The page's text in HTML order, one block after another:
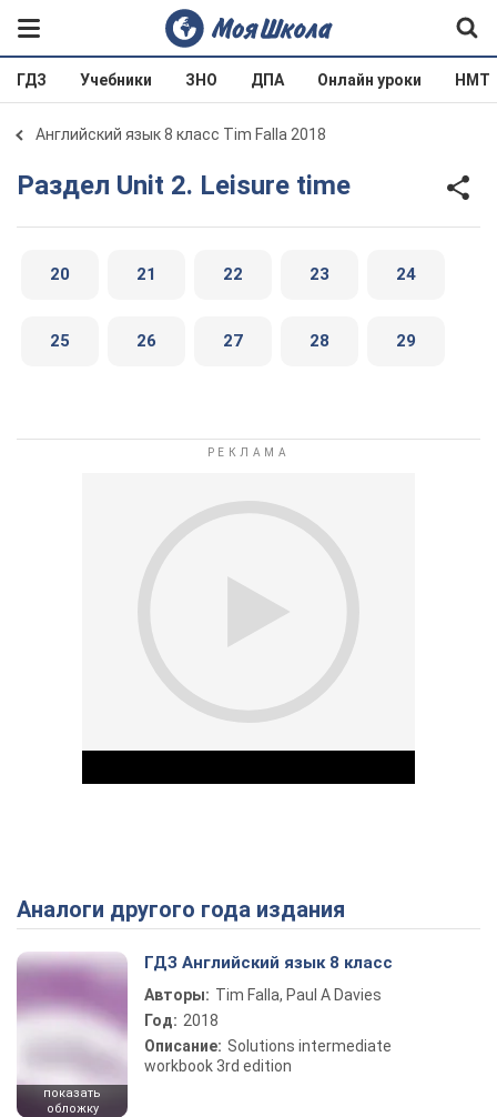
ГДЗ Учебники ЗНО ДПА Онлайн уроки НМТ
Английский язык 8 класс Tim Falla 2018
Раздел Unit 2. Leisure time
20 21 22 23 24
25 26 27 28 29
Play Video
Аналоги другого года издания
показать
обложку
ГДЗ Английский язык 8 класс
Авторы: Tim Falla, Paul A Davies
Год: 2018
Описание: Solutions intermediate
workbook 3rd edition